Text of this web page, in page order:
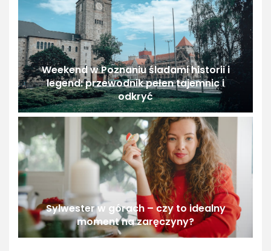
Weekend w Poznaniu śladami historii i
legend: przewodnik pełen tajemnic i
odkryć
Sylwester w górach – czy to idealny
moment na zaręczyny?